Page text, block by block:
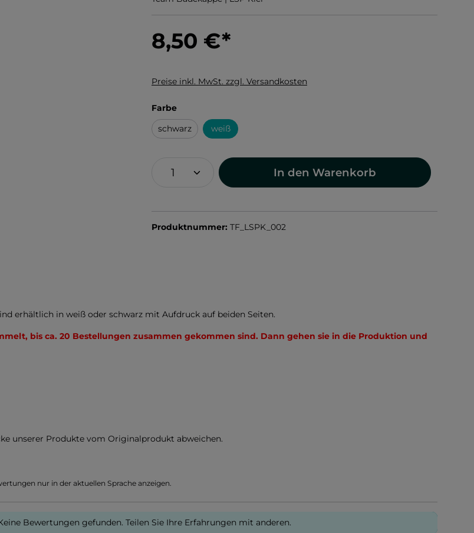
8,50 €*
Preise inkl. MwSt. zzgl. Versandkosten
Farbeauswählen
schwarz
weiß
In den Warenkorb
Produktnummer: TF_LSPK_002
erhältlich in weiß oder schwarz mit Aufdruck auf beiden Seiten.
bis ca. 20 Bestellungen zusammen gekommen sind. Dann gehen sie in die Produktion und
unserer Produkte vom Originalprodukt abweichen.
nur in der aktuellen Sprache anzeigen.
Bewertungen gefunden. Teilen Sie Ihre Erfahrungen mit anderen.